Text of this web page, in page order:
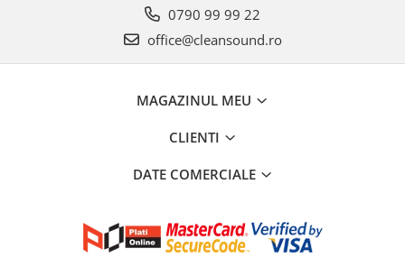
0790 99 99 22
office@cleansound.ro
MAGAZINUL MEU
CLIENTI
DATE COMERCIALE